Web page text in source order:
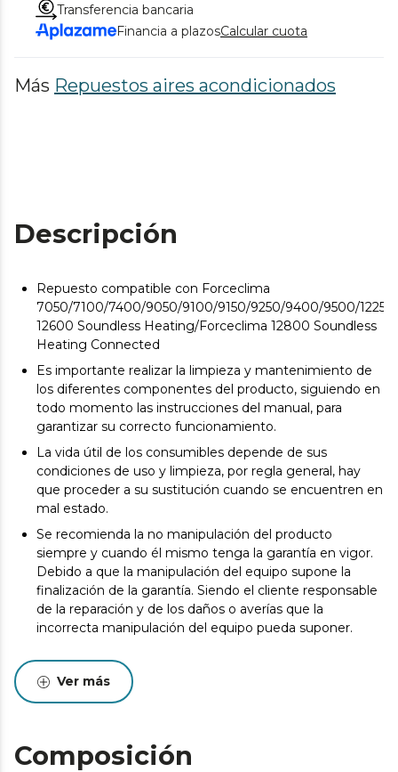
Transferencia bancaria
Financia a plazosCalcular cuota
Más Repuestos aires acondicionados
Descripción
Repuesto compatible con Forceclima
7050/7100/7400/9050/9100/9150/9250/9400/9500/
12600 Soundless Heating/Forceclima 12800 Soundless
Heating Connected
Es importante realizar la limpieza y mantenimiento de
los diferentes componentes del producto, siguiendo en
todo momento las instrucciones del manual, para
garantizar su correcto funcionamiento.
La vida útil de los consumibles depende de sus
condiciones de uso y limpieza, por regla general, hay
que proceder a su sustitución cuando se encuentren en
mal estado.
Se recomienda la no manipulación del producto
siempre y cuando él mismo tenga la garantía en vigor.
Debido a que la manipulación del equipo supone la
finalización de la garantía. Siendo el cliente responsable
de la reparación y de los daños o averías que la
incorrecta manipulación del equipo pueda suponer.
Ver más
Composición